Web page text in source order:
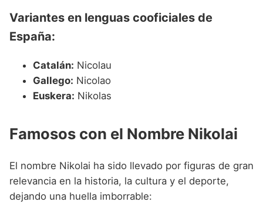
Variantes en lenguas cooficiales de
España:
Catalán: Nicolau
Gallego: Nicolao
Euskera: Nikolas
Famosos con el Nombre Nikolai
El nombre Nikolai ha sido llevado por figuras de gran
relevancia en la historia, la cultura y el deporte,
dejando una huella imborrable: